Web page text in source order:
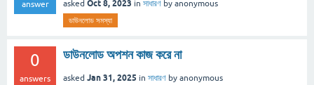
answer asked Oct 8, 2023 in সাধারণ by anonymous
ডাউনলোড সমস্যা
0
answers
ডাউনলোড অপশন কাজ করে না
asked Jan 31, 2025 in সাধারণ by anonymous